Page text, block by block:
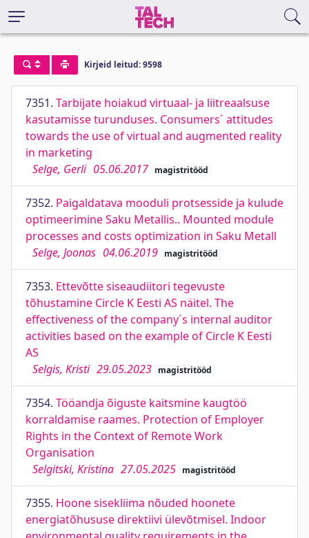
Kirjeid leitud: 9598
7351. Tarbijate hoiakud virtuaal- ja liitreaalsuse
kasutamisse turunduses. Consumers´ attitudes
towards the use of virtual and augmented reality
in marketing
Selge, Gerli 05.06.2017 magistritööd
7352. Paigaldatava mooduli protsesside ja kulude
optimeerimine Saku Metallis.. Mounted module
processes and costs optimization in Saku Metall
Selge, Joonas 04.06.2019 magistritööd
7353. Ettevõtte siseaudiitori tegevuste
tõhustamine Circle K Eesti AS näitel. The
effectiveness of the company´s internal auditor
activities based on the example of Circle K Eesti
AS
Selgis, Kristi 29.05.2023 magistritööd
7354. Tööandja õiguste kaitsmine kaugtöö
korraldamise raames. Protection of Employer
Rights in the Context of Remote Work
Organisation
Selgitski, Kristina 27.05.2025 magistritööd
7355. Hoone sisekliima nõuded hoonete
energiatõhususe direktiivi ülevõtmisel. Indoor